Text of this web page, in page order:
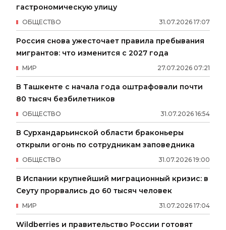
гастрономическую улицу
31.07.2026 17:07
ОБЩЕСТВО
Россия снова ужесточает правила пребывания
мигрантов: что изменится с 2027 года
27.07.2026 07:21
МИР
В Ташкенте с начала года оштрафовали почти
80 тысяч безбилетников
31.07.2026 16:54
ОБЩЕСТВО
В Сурхандарьинской области браконьеры
открыли огонь по сотрудникам заповедника
31.07.2026 19:00
ОБЩЕСТВО
В Испании крупнейший миграционный кризис: в
Сеуту прорвались до 60 тысяч человек
31.07.2026 17:04
МИР
Wildberries и правительство России готовят